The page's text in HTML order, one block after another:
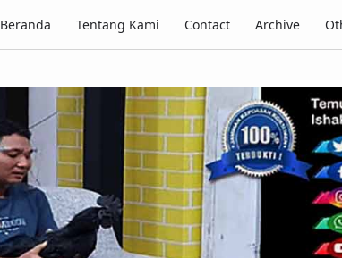
Beranda Tentang Kami Contact Archive